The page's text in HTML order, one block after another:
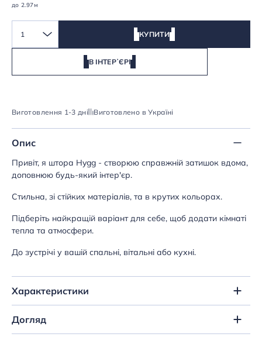
до 2.97м
1 КУПИТИ
В ІНТЕРʼЄРІ
Виготовлення 1-3 дні Виготовлено в Україні
Опис
Привіт, я штора Hygg - створюю справжній затишок вдома,
доповнюю будь-який інтер'єр.
Стильна, зі стійких матеріалів, та в крутих кольорах.
Підберіть найкращій варіант для себе, щоб додати кімнаті
тепла та атмосфери.
До зустрічі у вашій спальні, вітальні або кухні.
Характеристики
Догляд